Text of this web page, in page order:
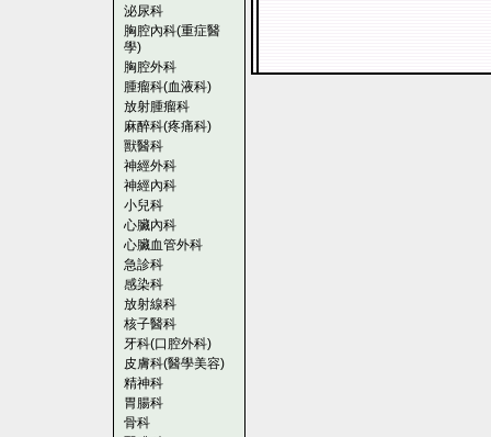
泌尿科
胸腔內科(重症醫
學)
胸腔外科
腫瘤科(血液科)
放射腫瘤科
麻醉科(疼痛科)
獸醫科
神經外科
神經內科
小兒科
心臟內科
心臟血管外科
急診科
感染科
放射線科
核子醫科
牙科(口腔外科)
皮膚科(醫學美容)
精神科
胃腸科
骨科